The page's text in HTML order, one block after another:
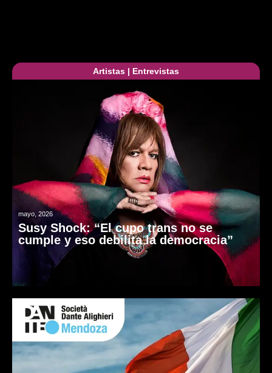
Artistas | Entrevistas
mayo, 2026
Susy Shock: “El cupo trans no se
cumple y eso debilita la democracia”